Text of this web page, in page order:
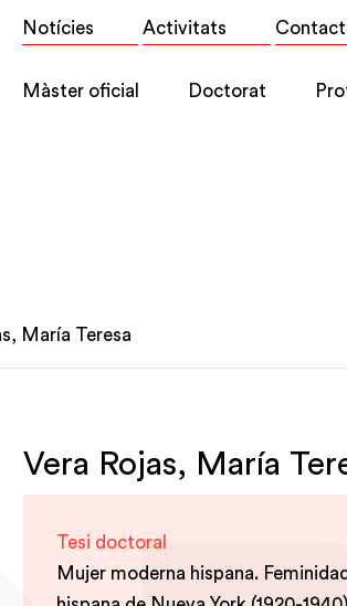
Top
Notícies Activitats
Main
Màster oficial Doctorat
María Teresa
Vera Rojas, María
Tesi doctoral
Mujer moderna hispana.